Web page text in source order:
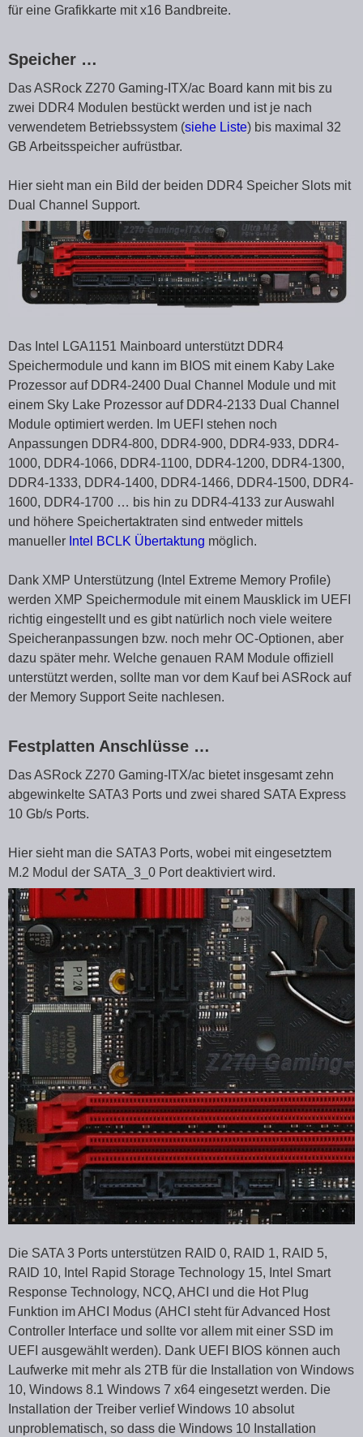
für eine Grafikkarte mit x16 Bandbreite.
Speicher …
Das ASRock Z270 Gaming-ITX/ac Board kann mit bis zu
zwei DDR4 Modulen bestückt werden und ist je nach
verwendetem Betriebssystem (siehe Liste) bis maximal 32
GB Arbeitsspeicher aufrüstbar.
Hier sieht man ein Bild der beiden DDR4 Speicher Slots mit
Dual Channel Support.
Das Intel LGA1151 Mainboard unterstützt DDR4
Speichermodule und kann im BIOS mit einem Kaby Lake
Prozessor auf DDR4-2400 Dual Channel Module und mit
einem Sky Lake Prozessor auf DDR4-2133 Dual Channel
Module optimiert werden. Im UEFI stehen noch
Anpassungen DDR4-800, DDR4-900, DDR4-933, DDR4-
1000, DDR4-1066, DDR4-1100, DDR4-1200, DDR4-1300,
DDR4-1333, DDR4-1400, DDR4-1466, DDR4-1500, DDR4-
1600, DDR4-1700 … bis hin zu DDR4-4133 zur Auswahl
und höhere Speichertaktraten sind entweder mittels
manueller Intel BCLK Übertaktung möglich.
Dank XMP Unterstützung (Intel Extreme Memory Profile)
werden XMP Speichermodule mit einem Mausklick im UEFI
richtig eingestellt und es gibt natürlich noch viele weitere
Speicheranpassungen bzw. noch mehr OC-Optionen, aber
dazu später mehr. Welche genauen RAM Module offiziell
unterstützt werden, sollte man vor dem Kauf bei ASRock auf
der Memory Support Seite nachlesen.
Festplatten Anschlüsse …
Das ASRock Z270 Gaming-ITX/ac bietet insgesamt zehn
abgewinkelte SATA3 Ports und zwei shared SATA Express
10 Gb/s Ports.
Hier sieht man die SATA3 Ports, wobei mit eingesetztem
M.2 Modul der SATA_3_0 Port deaktiviert wird.
Die SATA 3 Ports unterstützen RAID 0, RAID 1, RAID 5,
RAID 10, Intel Rapid Storage Technology 15, Intel Smart
Response Technology, NCQ, AHCI und die Hot Plug
Funktion im AHCI Modus (AHCI steht für Advanced Host
Controller Interface und sollte vor allem mit einer SSD im
UEFI ausgewählt werden). Dank UEFI BIOS können auch
Laufwerke mit mehr als 2TB für die Installation von Windows
10, Windows 8.1 Windows 7 x64 eingesetzt werden. Die
Installation der Treiber verlief Windows 10 absolut
unproblematisch, so dass die Windows 10 Installation